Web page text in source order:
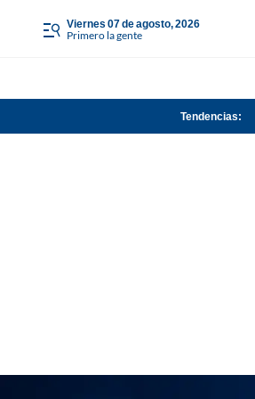
viernes 07 de agosto, 2026
Primero la gente
Tendencias: